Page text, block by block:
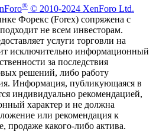
® © 2010-2024 XenForo Ltd.
Форекс (Forex) сопряжена с
не всем инвесторам.
услуги торговли на
исключительно информационный
за последствия
решений, либо работу
Информация, публикующаяся в
индивидуально рекомендацией,
характер и не должна
или рекомендация к
продаже какого-либо актива.